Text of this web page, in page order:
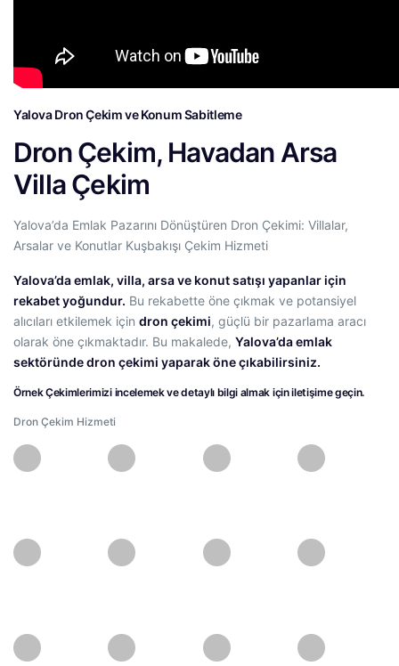
Yalova Dron Çekim ve Konum Sabitleme
Dron Çekim, Havadan Arsa
Villa Çekim
Yalova’da Emlak Pazarını Dönüştüren Dron Çekimi: Villalar,
Arsalar ve Konutlar Kuşbakışı Çekim Hizmeti
Yalova’da emlak, villa, arsa ve konut satışı yapanlar için
rekabet yoğundur. Bu rekabette öne çıkmak ve potansiyel
alıcıları etkilemek için dron çekimi, güçlü bir pazarlama aracı
olarak öne çıkmaktadır. Bu makalede, Yalova’da emlak
sektöründe dron çekimi yaparak öne çıkabilirsiniz.
Örnek Çekimlerimizi incelemek ve detaylı bilgi almak için iletişime geçin.
Dron Çekim Hizmeti